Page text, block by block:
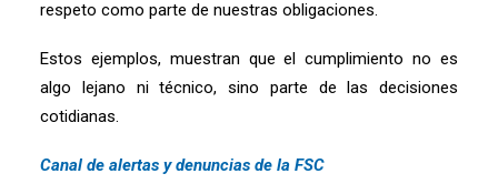
respeto como parte de nuestras obligaciones.
Estos ejemplos, muestran que el cumplimiento no es
algo lejano ni técnico, sino parte de las decisiones
cotidianas.
Canal de alertas y denuncias de la FSC